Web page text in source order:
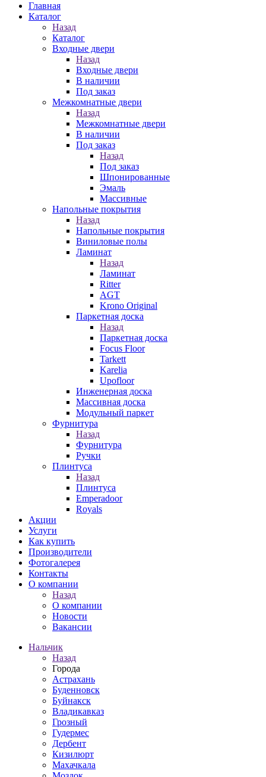
Главная
Каталог
Назад
Каталог
Входные двери
Назад
Входные двери
В наличии
Под заказ
Межкомнатные двери
Назад
Межкомнатные двери
В наличии
Под заказ
Назад
Под заказ
Шпонированные
Эмаль
Массивные
Напольные покрытия
Назад
Напольные покрытия
Виниловые полы
Ламинат
Назад
Ламинат
Ritter
AGT
Krono Original
Паркетная доска
Назад
Паркетная доска
Focus Floor
Tarkett
Karelia
Upofloor
Инженерная доска
Массивная доска
Модульный паркет
Фурнитура
Назад
Фурнитура
Ручки
Плинтуса
Назад
Плинтуса
Emperadoor
Royals
Акции
Услуги
Как купить
Производители
Фотогалерея
Контакты
О компании
Назад
О компании
Новости
Вакансии
Нальчик
Назад
Города
Астрахань
Буденновск
Буйнакск
Владикавказ
Грозный
Гудермес
Дербент
Кизилюрт
Махачкала